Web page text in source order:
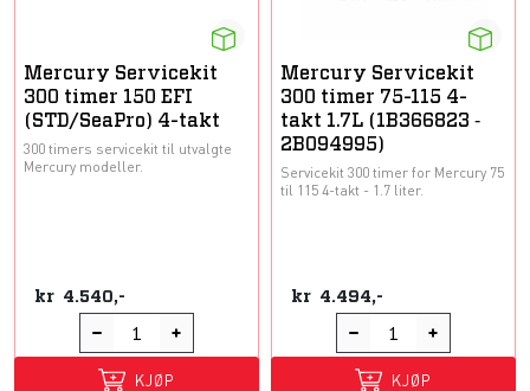
Mercury Servicekit
300 timer 150 EFI
(STD/SeaPro) 4-takt
300 timers servicekit til utvalgte
Mercury modeller.
kr 4.540,-
KJØP
Mercury Servicekit
300 timer 75-115 4-
takt 1.7L (1B366823 ‑
2B094995)
Servicekit 300 timer for Mercury 75
til 115 4-takt - 1.7 liter.
kr 4.494,-
KJØP